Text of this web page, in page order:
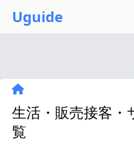
Uguide
生活・販売接客・
覧